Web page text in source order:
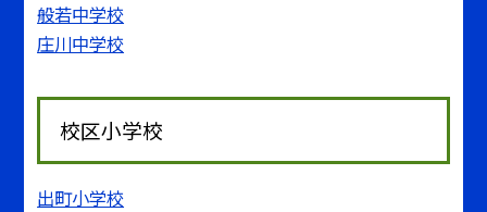
般若中学校
庄川中学校
校区小学校
出町小学校